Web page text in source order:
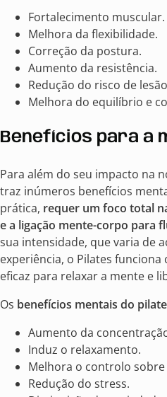
Fortalecimento muscular.
Melhora da flexibilidade.
Correção da postura.
Aumento da resistência.
Redução do risco de
Melhora do equilíbrio e
Benefícios para a
Para além do seu impacto na
traz inúmeros benefícios
prática, requer um foco total
e a ligação mente-corpo para
sua intensidade, que varia de
experiência, o Pilates
eficaz para relaxar a mente e
Os benefícios mentais do
Aumento da
Induz o relaxamento.
Melhora o controlo
Redução do stress.